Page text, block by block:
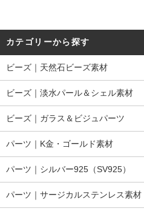
カテゴリーから探す
ビーズ｜天然石ビーズ素材
ビーズ｜淡水パール＆シェル素材
ビーズ｜ガラス＆ビジュパーツ
パーツ｜K金・ゴールド素材
パーツ｜シルバー925（SV925）
パーツ｜サージカルステンレス素材